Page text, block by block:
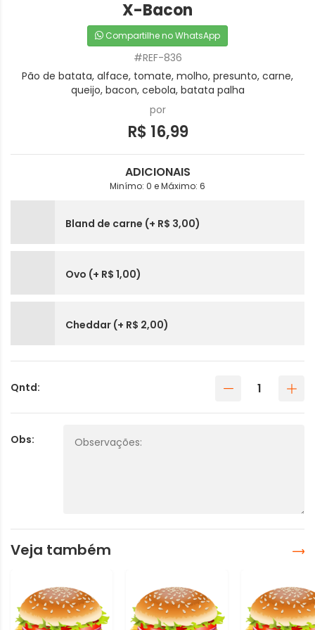
X-Bacon
Compartilhe no WhatsApp
#REF-836
Pão de batata, alface, tomate, molho, presunto, carne,
queijo, bacon, cebola, batata palha
por
R$ 16,99
ADICIONAIS
Minímo: 0 e Máximo: 6
Bland de carne (+ R$ 3,00)
Ovo (+ R$ 1,00)
Cheddar (+ R$ 2,00)
Qntd:
Obs:
Veja também